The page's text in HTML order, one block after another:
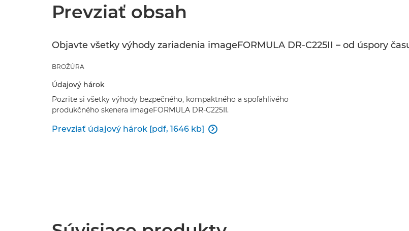
Prevziať obsah
Objavte všetky výhody zariadenia imageFORMULA DR-C225II – od úspory
BROŽÚRA
Údajový hárok
Pozrite si všetky výhody bezpečného, kompaktného a spoľahlivého
produkčného skenera imageFORMULA DR-C225II.
Prevziať údajový hárok [pdf, 1646 kb] 